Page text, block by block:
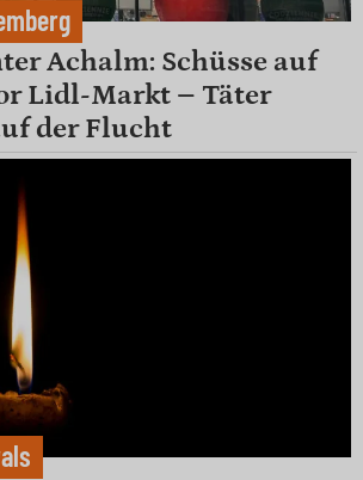
Achalm: Schüsse auf
Lidl-Markt – Täter
der Flucht